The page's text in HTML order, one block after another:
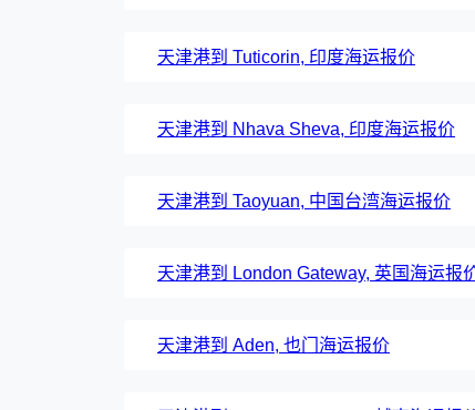
天津港到 Tuticorin, 印度海运报价
天津港到 Nhava Sheva, 印度海运报价
天津港到 Taoyuan, 中国台湾海运报价
天津港到 London Gateway, 英国海运报
天津港到 Aden, 也门海运报价